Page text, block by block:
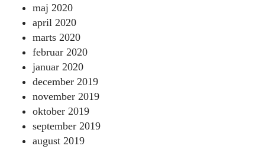
maj 2020
april 2020
marts 2020
februar 2020
januar 2020
december 2019
november 2019
oktober 2019
september 2019
august 2019